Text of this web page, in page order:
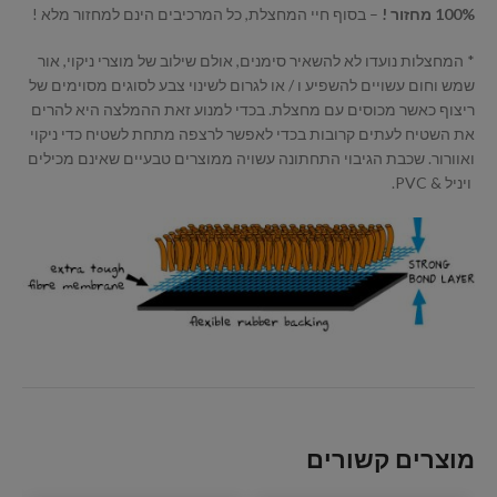
100% מחזור ! – בסוף חיי המחצלת, כל המרכיבים הינם למחזור מלא !
* המחצלות נועדו לא להשאיר סימנים, אולם שילוב של מוצרי ניקוי, אור
שמש וחום עשויים להשפיע ו / או לגרום לשינוי צבע לסוגים מסוימים של
ריצוף כאשר מכוסים עם מחצלת. בכדי למנוע זאת ההמלצה היא להרים
את השטיח לעתים קרובות בכדי לאפשר לרצפה מתחת לשטיח כדי ניקוי
ואוורור. שכבת הגיבוי התחתונה עשויה ממוצרים טבעיים שאינם מכילים
ויניל & PVC.
מוצרים קשורים